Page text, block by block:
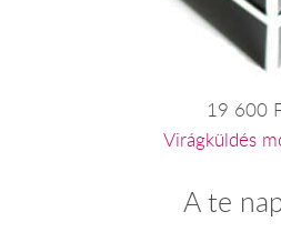
19 600
Virágküldés
A te